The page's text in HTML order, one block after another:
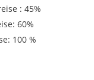
: 45%
60%
100 %